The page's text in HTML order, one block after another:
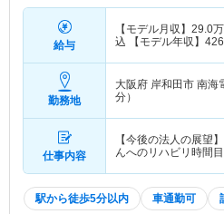
給与
【モデル月収】 29.0
込 【モデル年収】 426
勤務地
大阪府 岸和田市 南海
分）
仕事内容
【今後の法人の展望
んへのリハビリ時間
駅から徒歩5分以内 車通勤可